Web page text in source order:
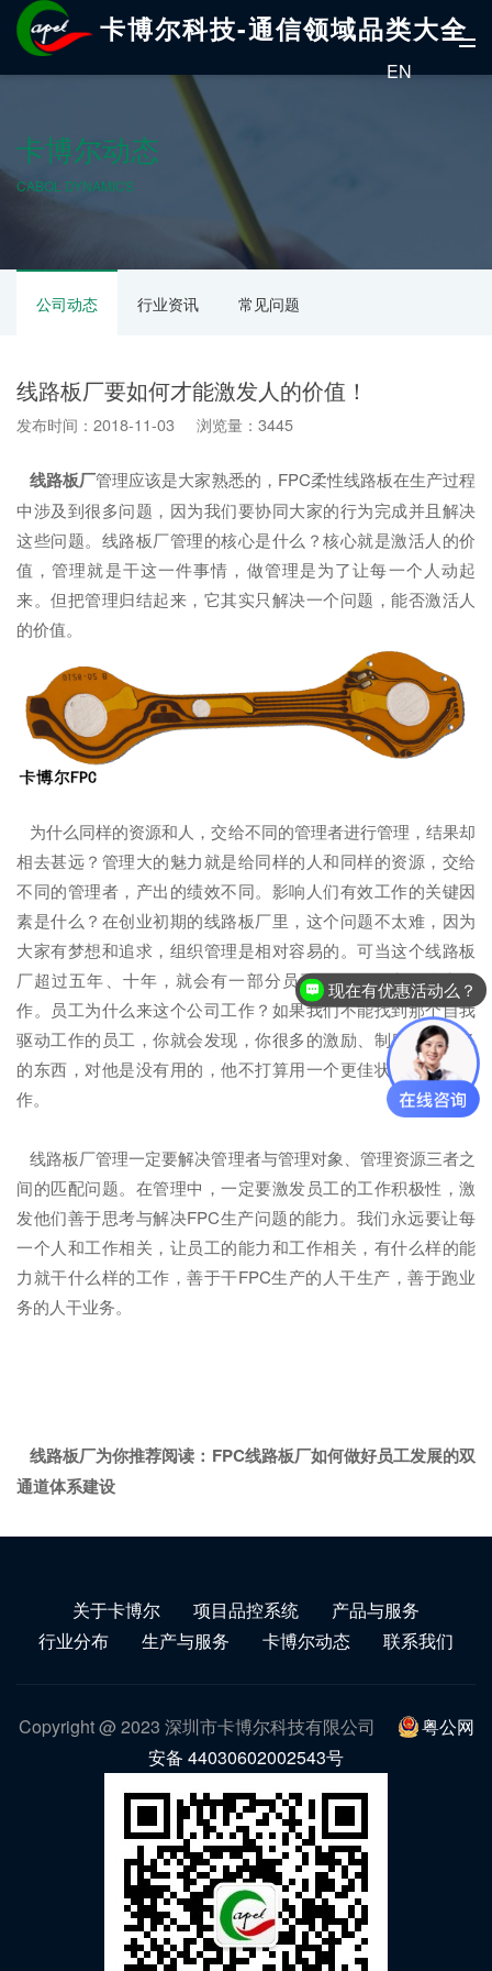
卡博尔科技-通信领域品类大全
EN
卡博尔动态
CABOL DYNAMICS
公司动态 行业资讯 常见问题
线路板厂要如何才能激发人的价值！
发布时间：2018-11-03 浏览量：3445
线路板厂管理应该是大家熟悉的，FPC柔性线路板在生产过程
中涉及到很多问题，因为我们要协同大家的行为完成并且解决
这些问题。线路板厂管理的核心是什么？核心就是激活人的价
值，管理就是干这一件事情，做管理是为了让每一个人动起
来。但把管理归结起来，它其实只解决一个问题，能否激活人
的价值。
为什么同样的资源和人，交给不同的管理者进行管理，结果却
相去甚远？管理大的魅力就是给同样的人和同样的资源，交给
不同的管理者，产出的绩效不同。影响人们有效工作的关键因
素是什么？在创业初期的线路板厂里，这个问题不太难，因为
大家有梦想和追求，组织管理是相对容易的。可当这个线路板
厂超过五年、十年，就会有一部分员工不知道他为什么来工
作。员工为什么来这个公司工作？如果我们不能找到那个自我
驱动工作的员工，你就会发现，你很多的激励、制度，你很多
的东西，对他是没有用的，他不打算用一个更佳状态在这里工
作。
线路板厂管理一定要解决管理者与管理对象、管理资源三者之
间的匹配问题。在管理中，一定要激发员工的工作积极性，激
发他们善于思考与解决FPC生产问题的能力。我们永远要让每
一个人和工作相关，让员工的能力和工作相关，有什么样的能
力就干什么样的工作，善于干FPC生产的人干生产，善于跑业
务的人干业务。
线路板厂为你推荐阅读： FPC线路板厂如何做好员工发展的双
通道体系建设
关于卡博尔 项目品控系统
产品与服务
行业分布
生产与服务 卡博尔动态 联系我们
Copyright @ 2023 深圳市卡博尔科技有限公司
粤公网
安备 44030602002543号
现在有优惠活动么？